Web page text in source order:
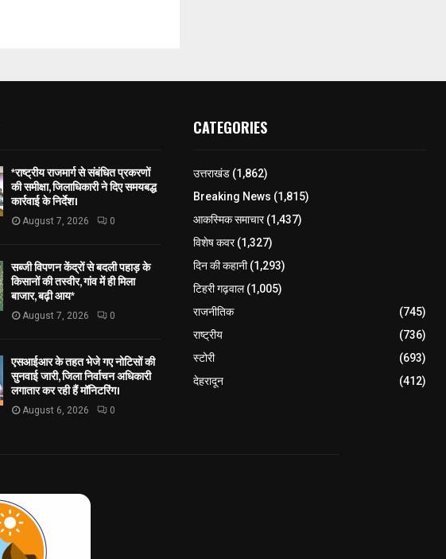
*राष्ट्रीय राजमार्ग से संबंधित प्रकरणों
की समीक्षा, जिलाधिकारी ने दिए समयबद्ध
कार्रवाई के निर्देश।
August 7, 2026 0
सब्जी विपणन केंद्रों से बदली पहाड़ के
किसानों की तस्वीर, गांव में ही मिला
बाजार, बढ़ी आय*
August 7, 2026 0
एसआईआर के तहत भेजे गए नोटिसों की
सुनवाई जारी, जिला निर्वाचन अधिकारी
लगातार कर रही हैं मॉनिटरिंग।
August 6, 2026 0
CATEGORIES
उत्तराखंड(1,862)
Breaking News (1,815)
आकस्मिक समाचार(1,437)
विशेष कवर(1,327)
दिन की कहानी(1,293)
टिहरी गढ़वाल(1,005)
राजनीतिक
(745)
राष्ट्रीय
(736)
स्टोरी
(693)
देहरादून
(412)